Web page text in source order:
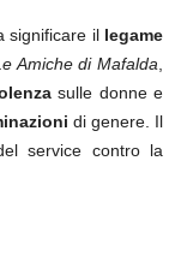
significare il legame
Amiche di Mafalda
sulle donne e
di genere. Il
service contro la